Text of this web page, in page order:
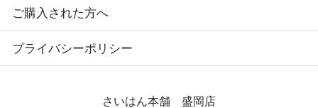
ご購入された方へ
プライバシーポリシー
さいはん本舗 盛岡店